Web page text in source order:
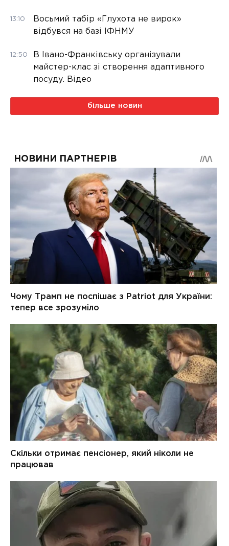
13:10
Восьмий табір «Глухота не вирок»
відбувся на базі ІФНМУ
12:50
В Івано-Франківську організували
майстер-клас зі створення адаптивного
посуду. Відео
більше новин